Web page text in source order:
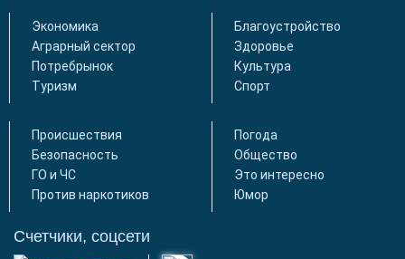
Экономика
Аграрный сектор
Потребрынок
Туризм
Благоустройство
Здоровье
Культура
Спорт
Происшествия
Безопасность
ГО и ЧС
Против наркотиков
Погода
Общество
Это интересно
Юмор
Счетчики, соцсети